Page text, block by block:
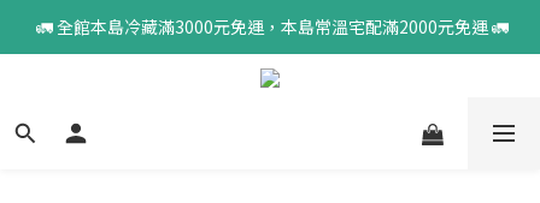
🚛 全館本島冷藏滿3000元免運，本島常溫宅配滿2000元免運 🚛